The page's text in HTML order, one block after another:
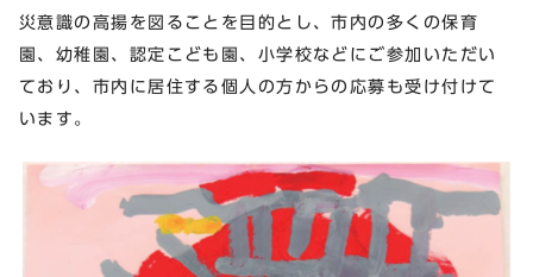
災意識の高揚を図ることを目的とし、市内の多くの保育
園、幼稚園、認定こども園、小学校などにご参加いただい
ており、市内に居住する個人の方からの応募も受け付けて
います。